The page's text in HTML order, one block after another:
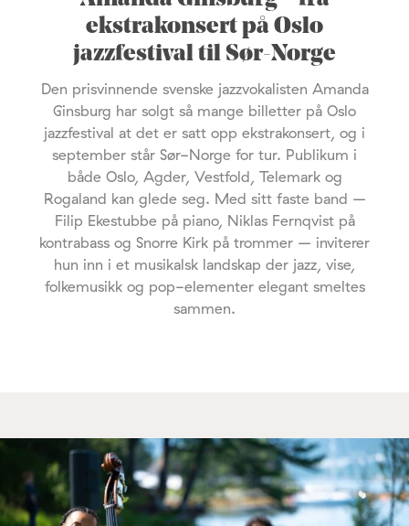
ekstrakonsert på Oslo
jazzfestival til Sør-Norge
Den prisvinnende svenske jazzvokalisten Amanda
Ginsburg har solgt så mange billetter på Oslo
jazzfestival at det er satt opp ekstrakonsert, og i
september står Sør-Norge for tur. Publikum i
både Oslo, Agder, Vestfold, Telemark og
Rogaland kan glede seg. Med sitt faste band –
Filip Ekestubbe på piano, Niklas Fernqvist på
kontrabass og Snorre Kirk på trommer – inviterer
hun inn i et musikalsk landskap der jazz, vise,
folkemusikk og pop-elementer elegant smeltes
sammen.